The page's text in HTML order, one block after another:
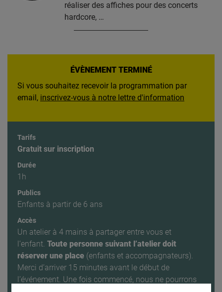
réaliser des affiches pour des concerts
hardcore, …
ÉVÈNEMENT TERMINÉ
Si vous souhaitez recevoir la programmation par
email, inscrivez-vous à notre lettre d'information
Tarifs
Gratuit sur inscription
Durée
1h
Publics
Enfants à partir de 6 ans
Accès
Un atelier à 4 mains à partager entre vous et
l’enfant. Toute personne suivant l’atelier doit
réserver une place (enfants et accompagnateurs).
Merci d’arriver 15 minutes avant le début de
l’événement. Une fois commencé, nous ne pourrons